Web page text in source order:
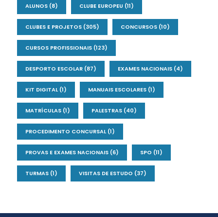
ALUNOS (8) CLUBE EUROPEU (11)
CLUBES E PROJETOS (305) CONCURSOS (10)
CURSOS PROFISSIONAIS (123)
DESPORTO ESCOLAR (87) EXAMES NACIONAIS (4)
KIT DIGITAL(1) MANUAIS ESCOLARES (1)
MATRÍCULAS (1) PALESTRAS (40)
PROCEDIMENTO CONCURSAL(1)
PROVAS E EXAMES NACIONAIS (6) SPO (11)
TURMAS (1) VISITAS DE ESTUDO (37)